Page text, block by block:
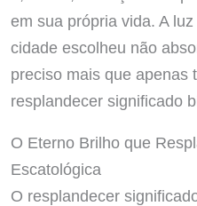
em sua própria vida. A
cidade escolheu não
preciso mais que apenas
resplandecer significado
O Eterno Brilho que
Escatológica
O resplandecer